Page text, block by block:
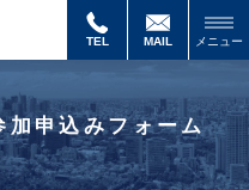
TEL MAIL メニュー
加申込みフォーム